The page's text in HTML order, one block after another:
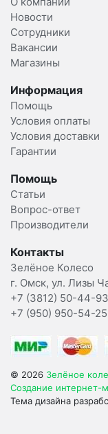
Новости
Сотрудники
Вакансии
Магазины
Информация
Помощь
Условия оплаты
Условия доставки
Гарантии
Помощь
Статьи
Вопрос-ответ
Производители
Контакты
Зелёное Колесо
г. Омск, ул. Лизы
+7 (3812) 50-44-93
+7 (950) 950-54-25
© 2026 Зелёное
Создание интернет-
Тема дизайна